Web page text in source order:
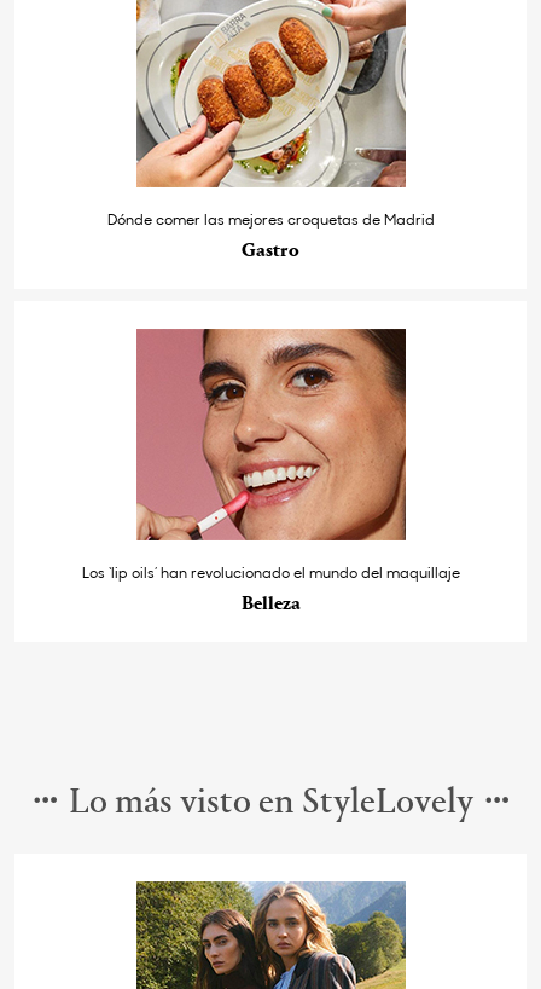
Dónde comer las mejores croquetas de Madrid
Gastro
Los ‘lip oils’ han revolucionado el mundo del maquillaje
Belleza
Lo más visto en StyleLovely